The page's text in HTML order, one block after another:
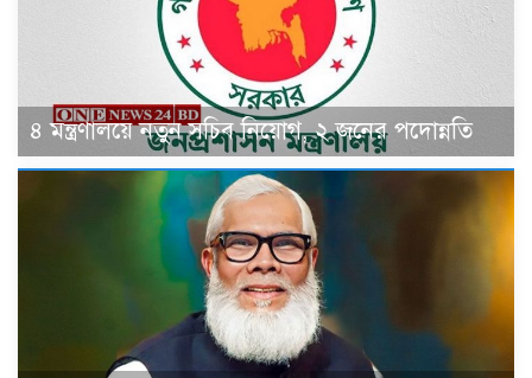
৪ মন্ত্রণালয়ে নতুন সচিব নিয়োগ, ২ জনের পদোন্নতি